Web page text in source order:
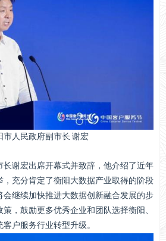
市人民政府副市长 谢宏
谢宏出席开幕式并致辞，他介绍了近年
，充分肯定了衡阳大数据产业取得的阶段
会继续加快推进大数据创新融合发展的步
，鼓励更多优秀企业和团队选择衡阳、
户服务行业转型升级。